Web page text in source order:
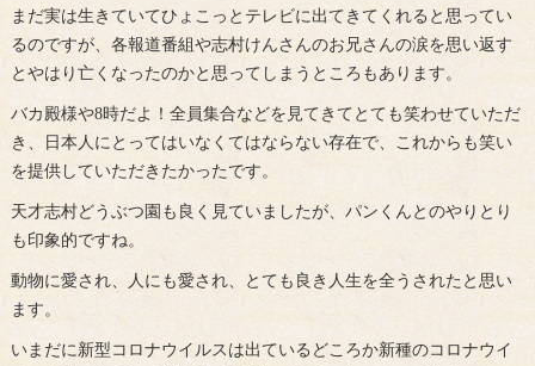
まだ実は生きていてひょこっとテレビに出てきてくれると思ってい
るのですが、各報道番組や志村けんさんのお兄さんの涙を思い返す
とやはり亡くなったのかと思ってしまうところもあります。
バカ殿様や8時だよ！全員集合などを見てきてとても笑わせていただ
き、日本人にとってはいなくてはならない存在で、これからも笑い
を提供していただきたかったです。
天才志村どうぶつ園も良く見ていましたが、パンくんとのやりとり
も印象的ですね。
動物に愛され、人にも愛され、とても良き人生を全うされたと思い
ます。
いまだに新型コロナウイルスは出ているどころか新種のコロナウイ